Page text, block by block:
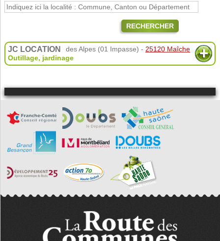
RECHERCHER
JC LOCATION des Alpes (01 Impasse) - 25120 Maîche
Outillage, jardinage